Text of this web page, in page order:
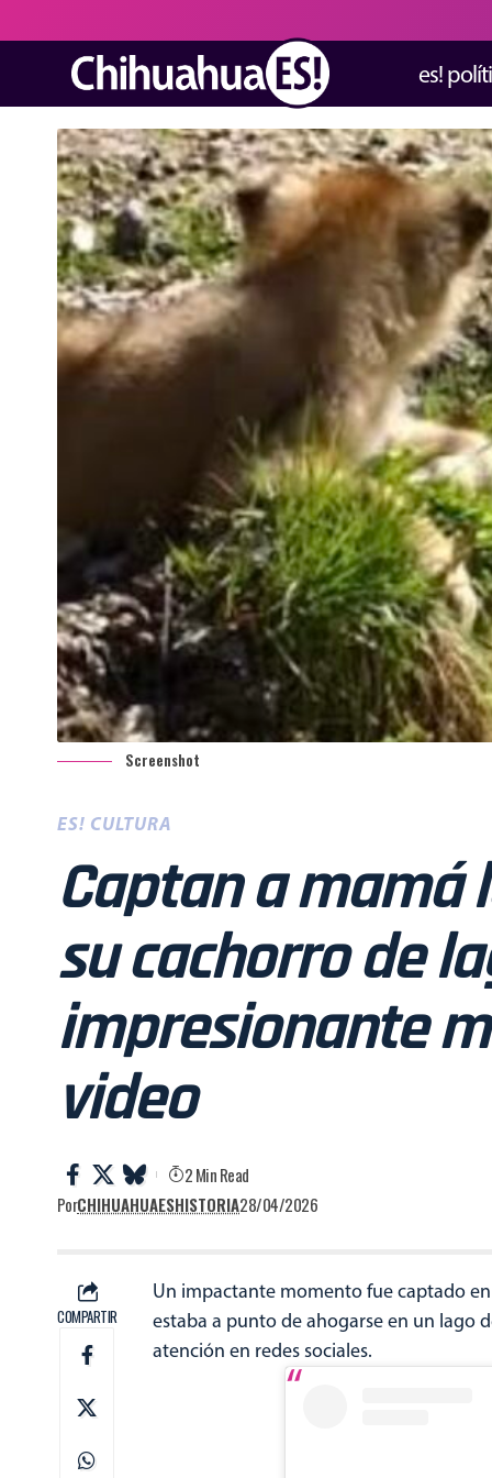
es!
Screenshot
ES! CULTURA
Captan a mamá
su cachorro de
impresionante
video
PorCHIHUAHUAESHISTORIA28/04/2026
2 Min Read
COMPARTIR
Un impactante momento fue captado
estaba a punto de ahogarse en un lago
atención en redes sociales.